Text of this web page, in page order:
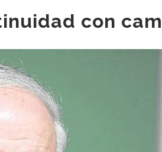
con